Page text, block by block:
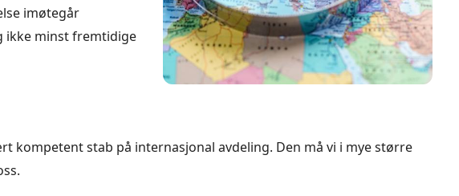
imøtegår
ikke minst fremtidige
kompetent stab på internasjonal avdeling. Den må vi i mye større